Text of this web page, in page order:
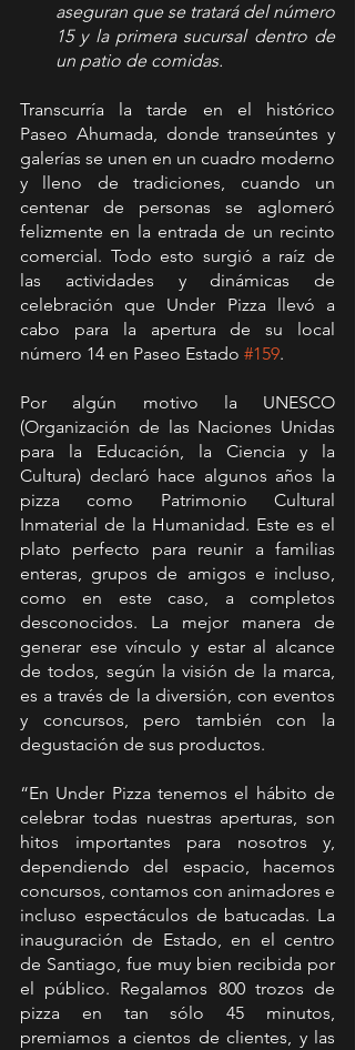
aseguran que se tratará del número
15 y la primera sucursal dentro de
un patio de comidas.
Transcurría la tarde en el histórico
Paseo Ahumada, donde transeúntes y
galerías se unen en un cuadro moderno
y lleno de tradiciones, cuando un
centenar de personas se aglomeró
felizmente en la entrada de un recinto
comercial. Todo esto surgió a raíz de
las actividades y dinámicas de
celebración que Under Pizza llevó a
cabo para la apertura de su local
número 14 en Paseo Estado #159.
Por algún motivo la UNESCO
(Organización de las Naciones Unidas
para la Educación, la Ciencia y la
Cultura) declaró hace algunos años la
pizza como Patrimonio Cultural
Inmaterial de la Humanidad. Este es el
plato perfecto para reunir a familias
enteras, grupos de amigos e incluso,
como en este caso, a completos
desconocidos. La mejor manera de
generar ese vínculo y estar al alcance
de todos, según la visión de la marca,
es a través de la diversión, con eventos
y concursos, pero también con la
degustación de sus productos.
“En Under Pizza tenemos el hábito de
celebrar todas nuestras aperturas, son
hitos importantes para nosotros y,
dependiendo del espacio, hacemos
concursos, contamos con animadores e
incluso espectáculos de batucadas. La
inauguración de Estado, en el centro
de Santiago, fue muy bien recibida por
el público. Regalamos 800 trozos de
pizza en tan sólo 45 minutos,
premiamos a cientos de clientes, y las